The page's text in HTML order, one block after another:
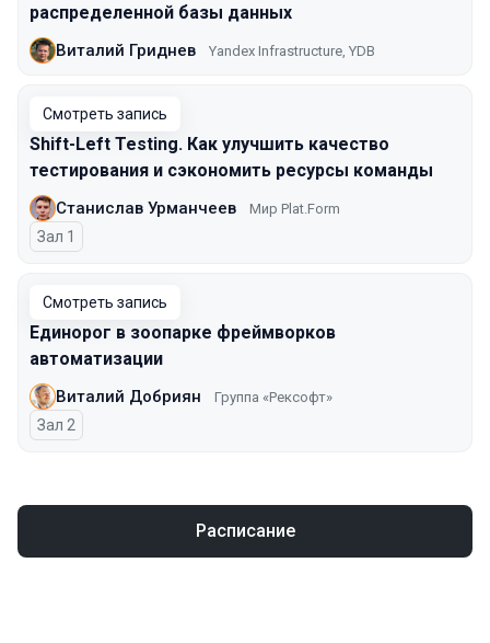
распределенной базы данных
Виталий Гриднев Yandex Infrastructure, YDB
Смотреть запись
Shift-Left Testing. Как улучшить качество
тестирования и сэкономить ресурсы команды
Станислав Урманчеев Мир Plat.Form
Зал 1
Смотреть запись
Единорог в зоопарке фреймворков
автоматизации
Виталий Добриян Группа «Рексофт»
Зал 2
Расписание